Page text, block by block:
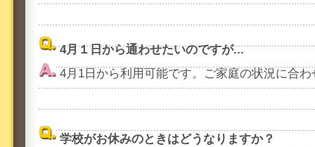
4月１日から通わせたいのですが...
4月1日から利用可能です。ご家庭の状況に合
学校がお休みのときはどうなりますか？